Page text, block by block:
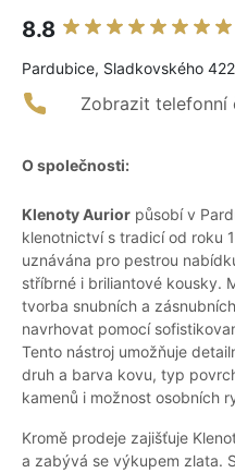
8.8
Pardubice, Sladkovského 422
Zobrazit telefonní
O společnosti:
Klenoty Aurior působí v
klenotnictví s tradicí od roku
uznávána pro pestrou
stříbrné i briliantové kousky.
tvorba snubních a
navrhovat pomocí
Tento nástroj umožňuje
druh a barva kovu, typ
kamenů i možnost osobních
Kromě prodeje zajišťuje
a zabývá se výkupem zlata.